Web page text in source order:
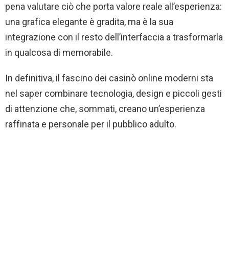
pena valutare ciò che porta valore reale all’esperienza:
una grafica elegante è gradita, ma è la sua
integrazione con il resto dell’interfaccia a trasformarla
in qualcosa di memorabile.
In definitiva, il fascino dei casinò online moderni sta
nel saper combinare tecnologia, design e piccoli gesti
di attenzione che, sommati, creano un’esperienza
raffinata e personale per il pubblico adulto.